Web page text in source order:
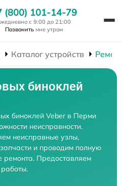
(800) 101-14-79
с 9:00 до 21:00
Позвонить мне утром
Каталог устройств
биноклей
биноклей Veber в Перми
неисправности.
неисправные узлы,
и проводим полную
ремонта. Предоставляем